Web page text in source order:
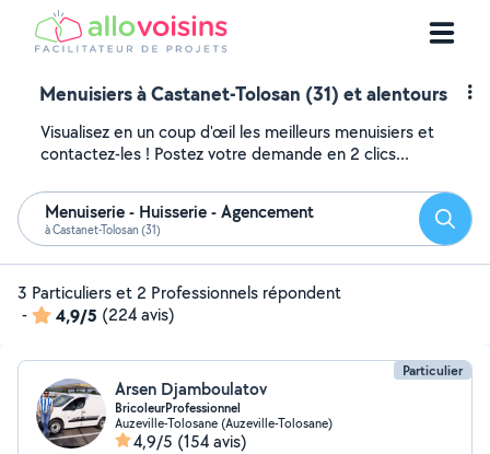
Menuisiers à Castanet-Tolosan (31) et alentours
Visualisez en un coup d'œil les meilleurs menuisiers et
contactez-les ! Postez votre demande en 2 clics...
Menuiserie - Huisserie - Agencement
à Castanet-Tolosan (31)
3 Particuliers et 2 Professionnels répondent
-
4,9/5 (224 avis)
Particulier
Arsen Djamboulatov
BricoleurProfessionnel
Auzeville-Tolosane (Auzeville-Tolosane)
4,9/5 (154 avis)